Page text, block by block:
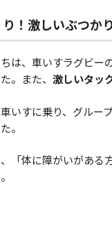
！激しいぶつか
は、車いすラグビー
。また、 激しいタッ
いすに乗り、グルー
。
「体に障がいがある